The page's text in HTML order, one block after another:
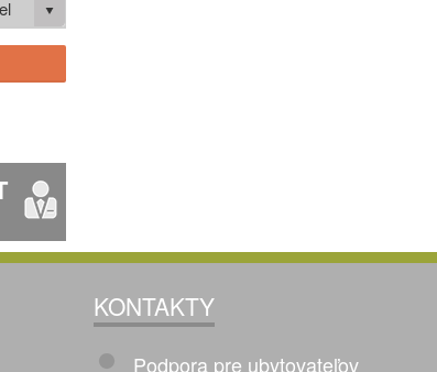
KONTAKTY
Podpora pre ubytovateľov